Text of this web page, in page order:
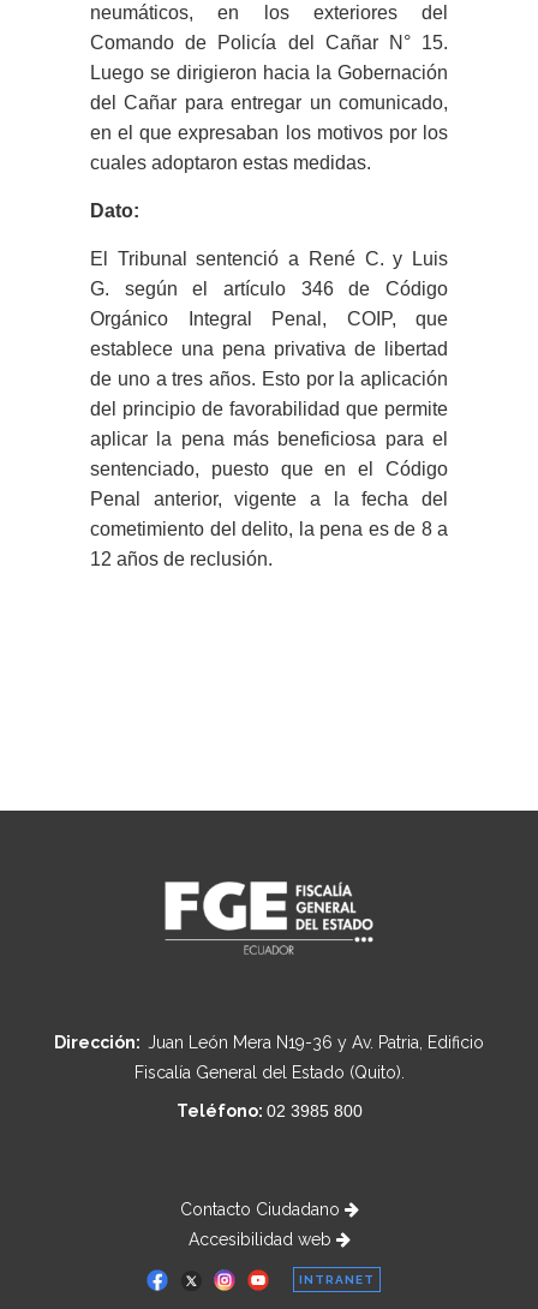
neumáticos, en los exteriores del
Comando de Policía del Cañar N° 15.
Luego se dirigieron hacia la Gobernación
del Cañar para entregar un comunicado,
en el que expresaban los motivos por los
cuales adoptaron estas medidas.
Dato:
El Tribunal sentenció a René C. y Luis
G. según el artículo 346 de Código
Orgánico Integral Penal, COIP, que
establece una pena privativa de libertad
de uno a tres años. Esto por la aplicación
del principio de favorabilidad que permite
aplicar la pena más beneficiosa para el
sentenciado, puesto que en el Código
Penal anterior, vigente a la fecha del
cometimiento del delito, la pena es de 8 a
12 años de reclusión.
Dirección: Juan León Mera N19-36 y Av. Patria, Edificio
Fiscalía General del Estado (Quito).
Teléfono: 02 3985 800
Contacto Ciudadano
Accesibilidad web
INTRANET